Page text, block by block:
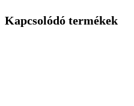
Kapcsolódó termékek